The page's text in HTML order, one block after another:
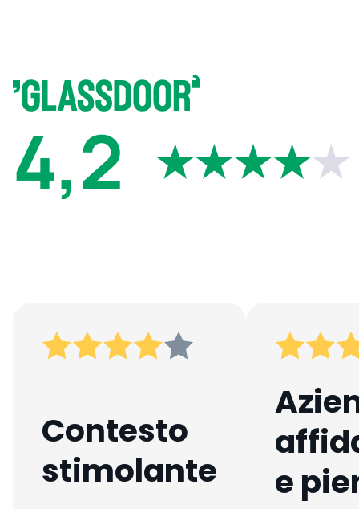
4,2
Contesto
stimolante
e